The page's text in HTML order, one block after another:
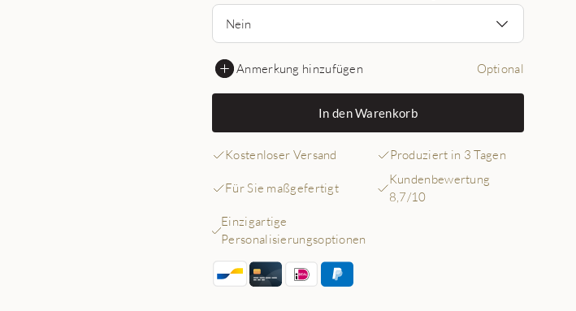
Nein
Anmerkung hinzufügen Optional
In den Warenkorb
Kostenloser Versand Produziert in 3 Tagen
Für Sie maßgefertigt
Kundenbewertung
8,7/10
Einzigartige
Personalisierungsoptionen